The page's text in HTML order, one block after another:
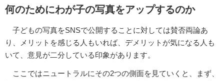
何のためにわが子の写真をアップするのか
子どもの写真をSNSで公開することに対しては賛否両論あ
り、メリットを感じる人もいれば、デメリットが気になる人も
いて、意見が二分している印象があります。
ここではニュートラルにその2つの側面を見ていくと、まず、